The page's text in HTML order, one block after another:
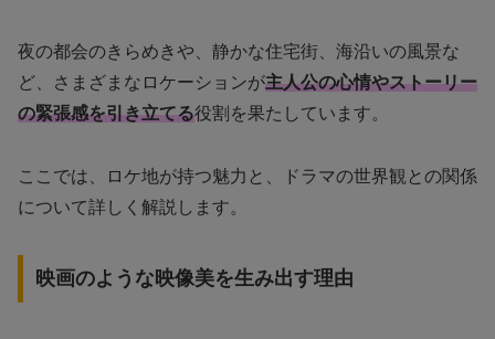
夜の都会のきらめきや、静かな住宅街、海沿いの風景な
ど、さまざまなロケーションが主人公の心情やストーリー
の緊張感を引き立てる役割を果たしています。
ここでは、ロケ地が持つ魅力と、ドラマの世界観との関係
について詳しく解説します。
映画のような映像美を生み出す理由